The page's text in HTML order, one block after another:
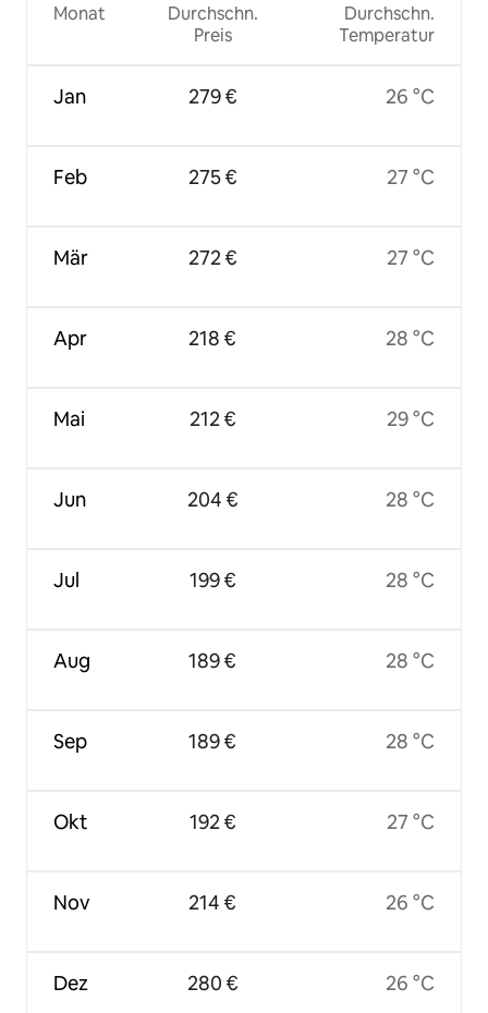
Monat
Jan
Feb
Mär
Apr
Mai
Jun
Jul
Aug
Sep
Okt
Nov
Dez
Durchschn.
Preis
279 €
275 €
272 €
218 €
212 €
204 €
199 €
189 €
189 €
192 €
214 €
280 €
Durchschn.
Temperatur
26 °C
27 °C
27 °C
28 °C
29 °C
28 °C
28 °C
28 °C
28 °C
27 °C
26 °C
26 °C